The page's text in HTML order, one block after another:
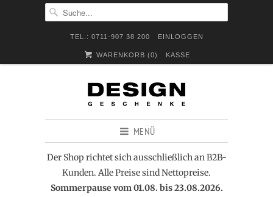
TEL.: 0711-907 38 200 EINLOGGEN
WARENKORB (0) KASSE
MENÜ
Der Shop richtet sich ausschließlich an B2B-
Kunden. Alle Preise sind Nettopreise.
Sommerpause vom 01.08. bis 23.08.2026.